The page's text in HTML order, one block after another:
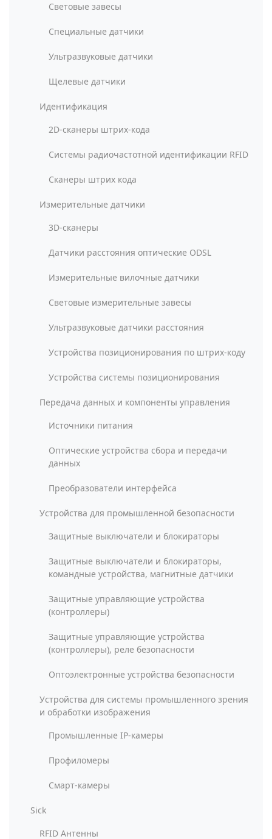
Световые завесы
Специальные датчики
Ультразвуковые датчики
Щелевые датчики
Идентификация
2D-сканеры штрих-кода
Системы радиочастотной идентификации RFID
Сканеры штрих кода
Измерительные датчики
3D-сканеры
Датчики расстояния оптические ODSL
Измерительные вилочные датчики
Световые измерительные завесы
Ультразвуковые датчики расстояния
Устройства позиционирования по штрих-коду
Устройства системы позиционирования
Передача данных и компоненты управления
Источники питания
Оптические устройства сбора и передачи
данных
Преобразователи интерфейса
Устройства для промышленной безопасности
Защитные выключатели и блокираторы
Защитные выключатели и блокираторы,
командные устройства, магнитные датчики
Защитные управляющие устройства
(контроллеры)
Защитные управляющие устройства
(контроллеры), реле безопасности
Оптоэлектронные устройства безопасности
Устройства для системы промышленного зрения
и обработки изображения
Промышленные IP-камеры
Профиломеры
Смарт-камеры
Sick
RFID Антенны